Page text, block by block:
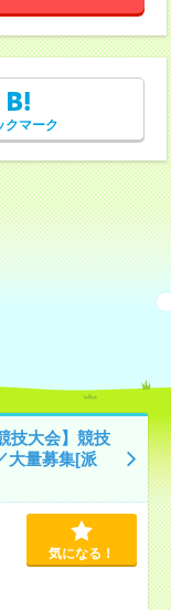
クマーク
技大会】競技
大量募集[派
気になる！